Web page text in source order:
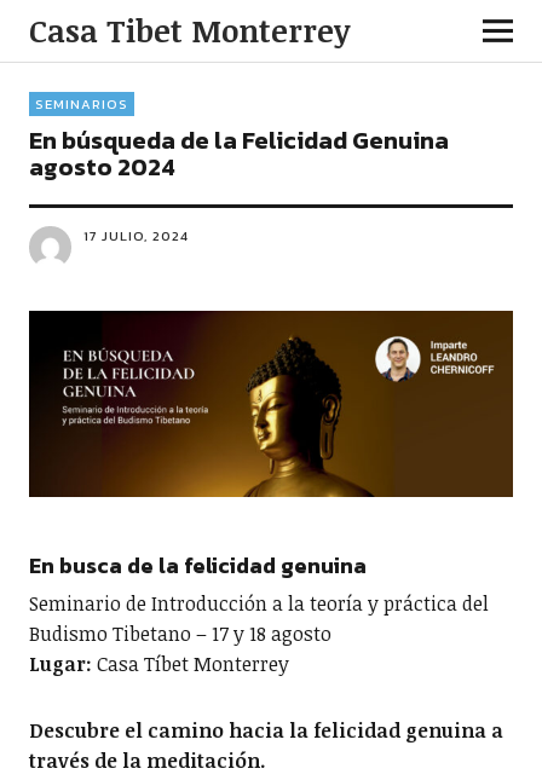
Casa Tibet Monterrey
SEMINARIOS
En búsqueda de la Felicidad Genuina
agosto 2024
17 JULIO, 2024
En busca de la felicidad genuina
Seminario de Introducción a la teoría y práctica del
Budismo Tibetano – 17 y 18 agosto
Lugar: Casa Tíbet Monterrey
Descubre el camino hacia la felicidad genuina a
través de la meditación.